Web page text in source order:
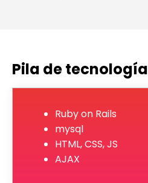
Pila de tecnología
Ruby on Rails
mysql
HTML, CSS, JS
AJAX